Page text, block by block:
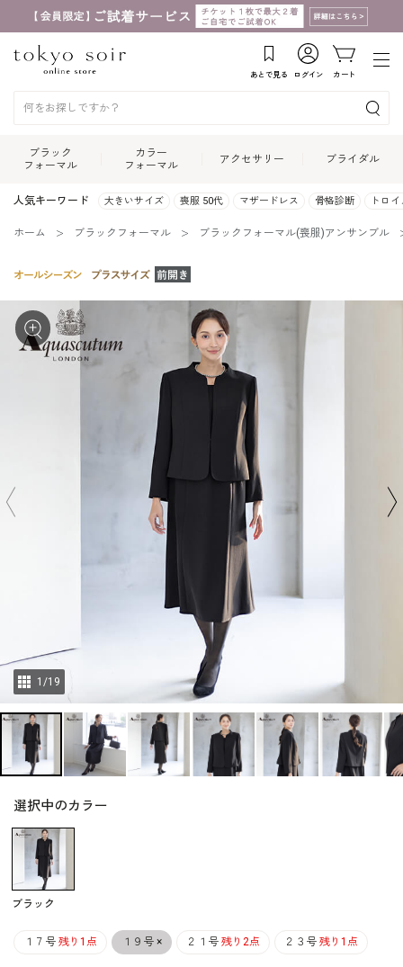
あとで見る ログイン カート
ブラック
フォーマル
カラー
フォーマル
アクセサリー ブライダル
人気キーワード 大きいサイズ 喪服 50代 マザードレス 骨格診断 トロ
ホーム ブラックフォーマル ブラックフォーマル(喪服)アンサンブル
1 /19
選択中のカラー
ブラック
１７号 残り1点 １９号 × ２１号 残り2点 ２３号 残り1点